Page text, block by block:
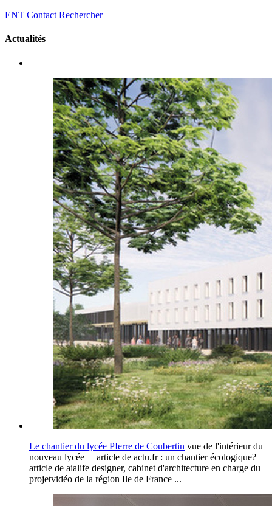
ENT Contact Rechercher
Actualités
Le chantier du lycée PIerre de Coubertin vue de l'intérieur du
nouveau lycée article de actu.fr : un chantier écologique?
article de aialife designer, cabinet d'architecture en charge du
projetvidéo de la région Ile de France ...